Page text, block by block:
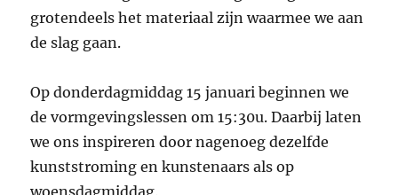
grotendeels het materiaal zijn waarmee we aan
de slag gaan.
Op donderdagmiddag 15 januari beginnen we
de vormgevingslessen om 15:30u. Daarbij laten
we ons inspireren door nagenoeg dezelfde
kunststroming en kunstenaars als op
woensdagmiddag.